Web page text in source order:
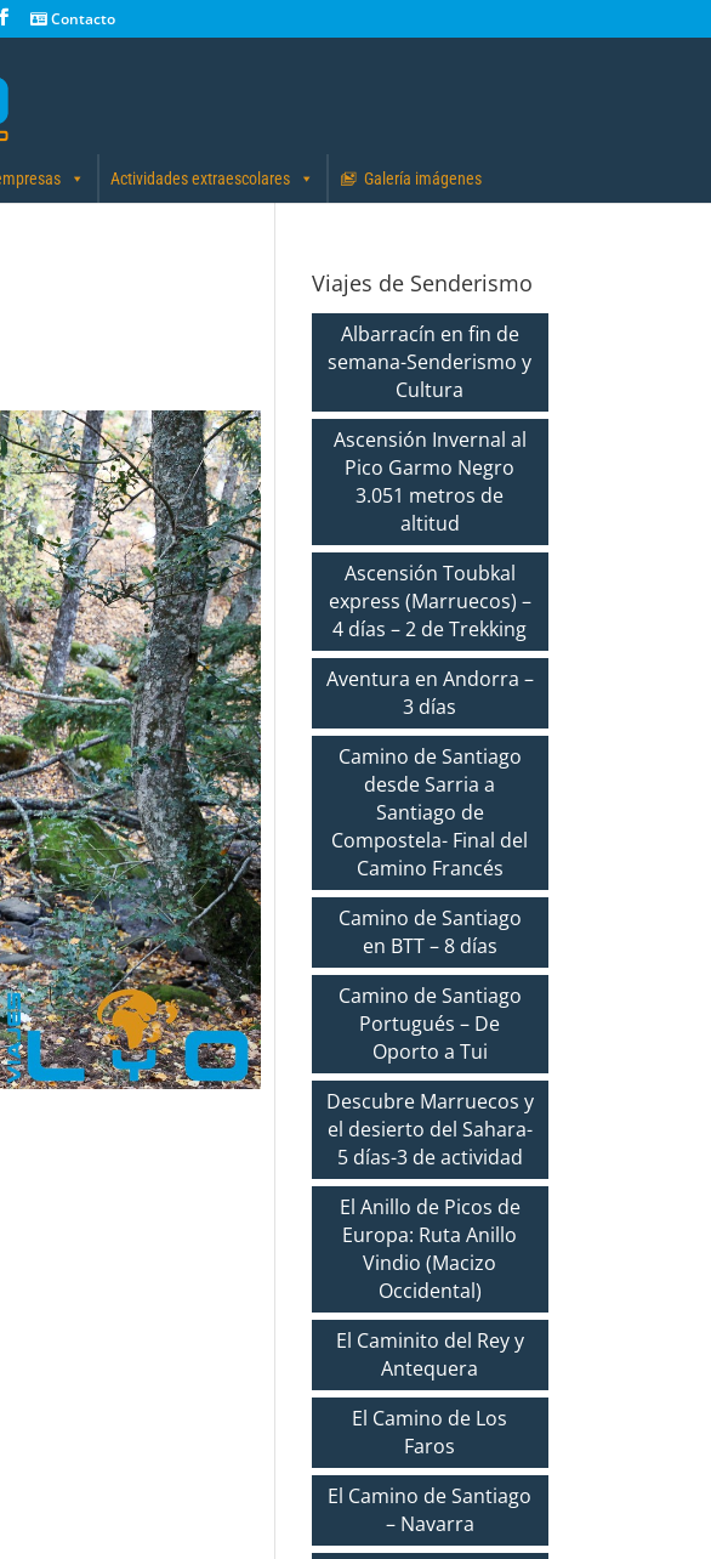
Contacto
Actividades extraescolares Galería imágenes
Viajes de Senderismo
Albarracín en fin de
semana-Senderismo y
Cultura
Ascensión Invernal al
Pico Garmo Negro
3.051 metros de
altitud
Ascensión Toubkal
express (Marruecos) –
4 días – 2 de Trekking
Aventura en Andorra –
3 días
Camino de Santiago
desde Sarria a
Santiago de
Compostela- Final del
Camino Francés
Camino de Santiago
en BTT – 8 días
Camino de Santiago
Portugués – De
Oporto a Tui
Descubre Marruecos y
el desierto del Sahara-
5 días-3 de actividad
El Anillo de Picos de
Europa: Ruta Anillo
Vindio (Macizo
Occidental)
El Caminito del Rey y
Antequera
El Camino de Los
Faros
El Camino de Santiago
– Navarra